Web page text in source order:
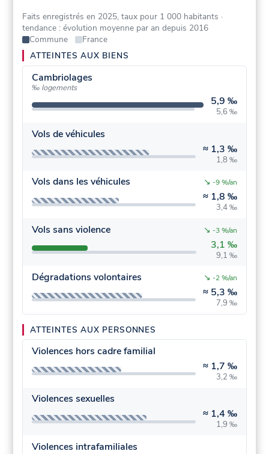
Faits enregistrés en 2025, taux pour 1 000 habitants ·
tendance : évolution moyenne par an depuis 2016
Commune
France
ATTEINTES AUX BIENS
Cambriolages
‰ logements
5,9 ‰
5,6 ‰
Vols de véhicules
≈ 1,3 ‰
1,8 ‰
Vols dans les véhicules
≈ 1,8 ‰
3,4 ‰
↘ -9 %/an
Vols sans violence
3,1 ‰
9,1 ‰
↘ -3 %/an
Dégradations volontaires
≈ 5,3 ‰
7,9 ‰
↘ -2 %/an
ATTEINTES AUX PERSONNES
Violences hors cadre familial
≈ 1,7 ‰
3,2 ‰
Violences sexuelles
≈ 1,4 ‰
1,9 ‰
Violences intrafamiliales